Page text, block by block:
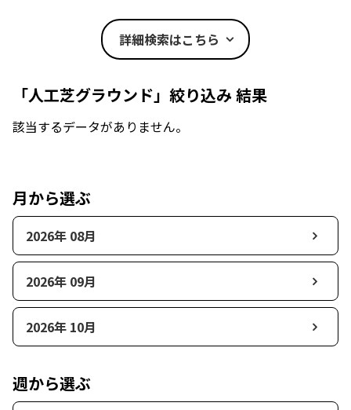
詳細検索はこちら
「人工芝グラウンド」絞り込み 結果
該当するデータがありません。
月から選ぶ
2026年 08月
2026年 09月
2026年 10月
週から選ぶ